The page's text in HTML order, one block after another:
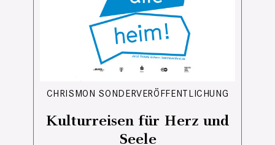
CHRISMON SONDERVERÖFFENTLICHUNG
Kulturreisen für Herz und
Seele